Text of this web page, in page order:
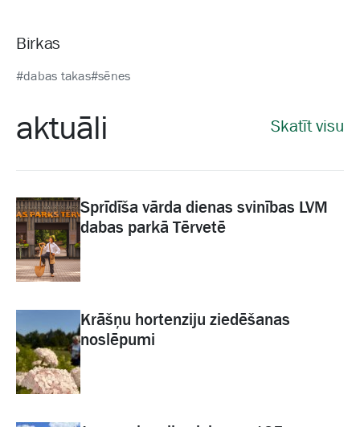
Birkas
#dabas takas#sēnes
aktuāli Skatīt visu
Sprīdīša vārda dienas svinības LVM
dabas parkā Tērvetē
Krāšņu hortenziju ziedēšanas
noslēpumi